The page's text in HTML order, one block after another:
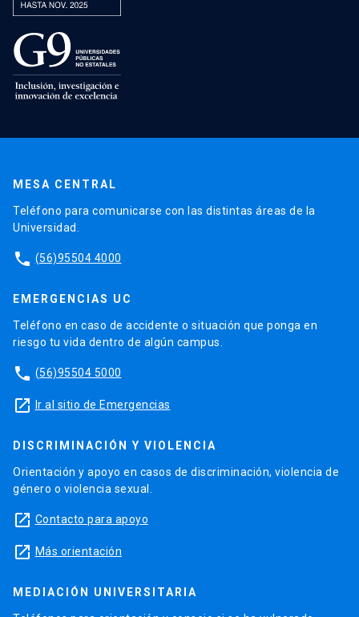
MESA CENTRAL
Teléfono para comunicarse con las distintas áreas de la
Universidad.
phone (56)95504 4000
EMERGENCIAS UC
Teléfono en caso de accidente o situación que ponga en
riesgo tu vida dentro de algún campus.
phone (56)95504 5000
launch Ir al sitio de Emergencias
DISCRIMINACIÓN Y VIOLENCIA
Orientación y apoyo en casos de discriminación, violencia de
género o violencia sexual.
launch Contacto para apoyo
launch Más orientación
MEDIACIÓN UNIVERSITARIA